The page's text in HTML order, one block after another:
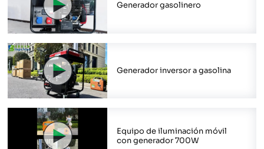
Generador gasolinero
Generador inversor a gasolina
Equipo de iluminación móvil
con generador 700W